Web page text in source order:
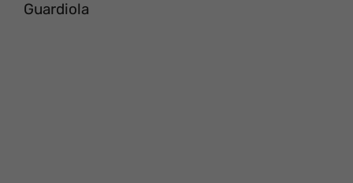
Guardiola